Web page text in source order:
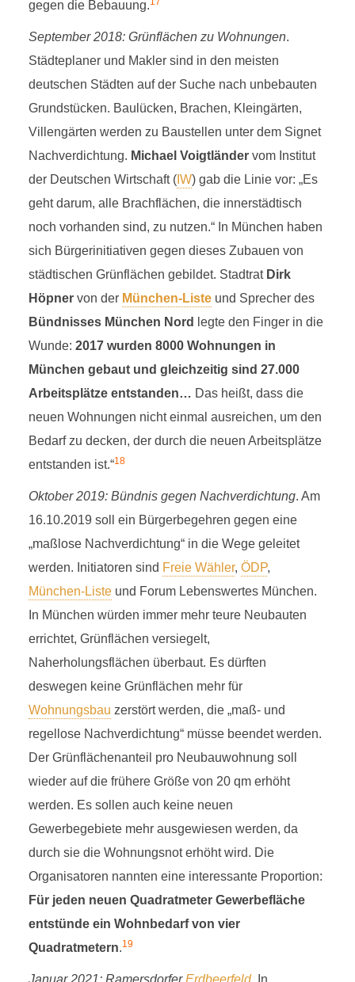
gegen die Bebauung.
September 2018: Grünflächen zu Wohnungen.
Städteplaner und Makler sind in den meisten
deutschen Städten auf der Suche nach unbebauten
Grundstücken. Baulücken, Brachen, Kleingärten,
Villengärten werden zu Baustellen unter dem Signet
Nachverdichtung. Michael Voigtländervom Institut
der Deutschen Wirtschaft (IW) gab die Linie vor: „Es
geht darum, alle Brachflächen, die innerstädtisch
noch vorhanden sind, zu nutzen.“ In München haben
sich Bürgerinitiativen gegen dieses Zubauen von
städtischen Grünflächen gebildet. Stadtrat Dirk
Höpnervon der München-Listeund Sprecher des
Bündnisses München Nord
legte den Finger in die
Wunde: 2017 wurden 8000 Wohnungen in
München gebaut und gleichzeitig sind 27.000
Arbeitsplätze entstanden… Das heißt, dass die
neuen Wohnungen nicht einmal ausreichen, um den
Bedarf zu decken, der durch die neuen Arbeitsplätze
entstanden ist.“18
Oktober 2019: Bündnis gegen Nachverdichtung. Am
16.10.2019 soll ein Bürgerbegehren gegen eine
„maßlose Nachverdichtung“ in die Wege geleitet
werden. Initiatoren sind Freie Wähler, ÖDP,
München-Listeund Forum Lebenswertes München.
In München würden immer mehr teure Neubauten
errichtet, Grünflächen versiegelt,
Naherholungsflächen überbaut. Es dürften
deswegen keine Grünflächen mehr für
Wohnungsbau zerstört werden, die „maß- und
regellose Nachverdichtung“ müsse beendet werden.
Der Grünflächenanteil pro Neubauwohnung soll
wieder auf die frühere Größe von 20 qm erhöht
werden. Es sollen auch keine neuen
Gewerbegebiete mehr ausgewiesen werden, da
durch sie die Wohnungsnot erhöht wird. Die
Organisatoren nannten eine interessante Proportion:
Für jeden neuen Quadratmeter Gewerbefläche
entstünde ein Wohnbedarf von vier
Quadratmetern.19
Januar 2021: RamersdorferErdbeerfeld. In